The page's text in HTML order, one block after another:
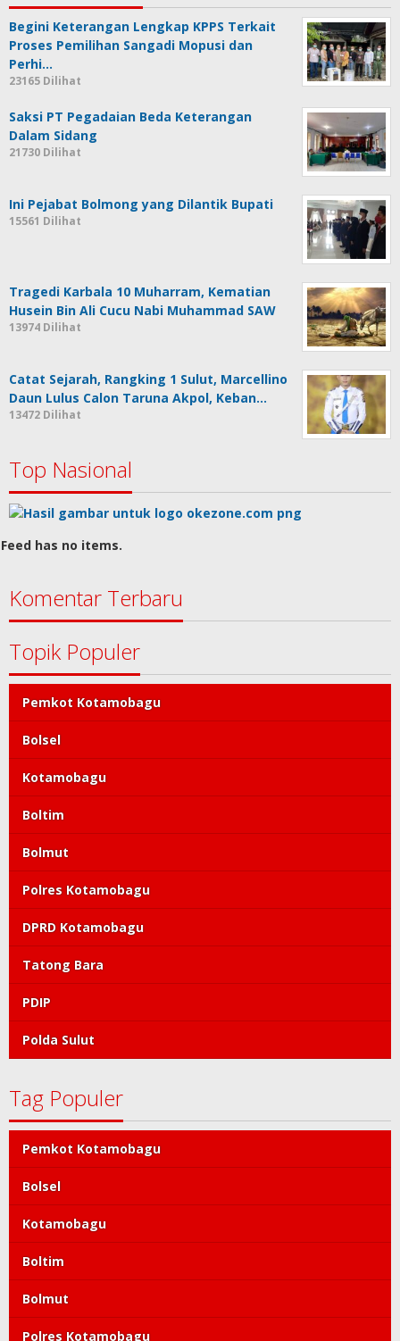
Begini Keterangan Lengkap KPPS Terkait
Proses Pemilihan Sangadi Mopusi dan
Perhi…
23165 Dilihat
Saksi PT Pegadaian Beda Keterangan
Dalam Sidang
21730 Dilihat
Ini Pejabat Bolmong yang Dilantik Bupati
15561 Dilihat
Tragedi Karbala 10 Muharram, Kematian
Husein Bin Ali Cucu Nabi Muhammad SAW
13974 Dilihat
Catat Sejarah, Rangking 1 Sulut, Marcellino
Daun Lulus Calon Taruna Akpol, Keban…
13472 Dilihat
Top Nasional
Feed has no items.
Komentar Terbaru
Topik Populer
Pemkot Kotamobagu
Bolsel
Kotamobagu
Boltim
Bolmut
Polres Kotamobagu
DPRD Kotamobagu
Tatong Bara
PDIP
Polda Sulut
Tag Populer
Pemkot Kotamobagu
Bolsel
Kotamobagu
Boltim
Bolmut
Polres Kotamobagu